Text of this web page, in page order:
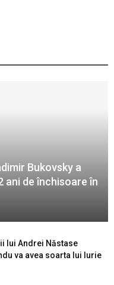
Bukovsky a
ani de închisoare în
lui Andrei Năstase
va avea soarta lui Iurie